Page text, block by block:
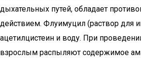
дыхательных путей, обладает
действием. Флуимуцил (раствор для
ацетилцистеин и воду. При
взрослым распыляют содержимое